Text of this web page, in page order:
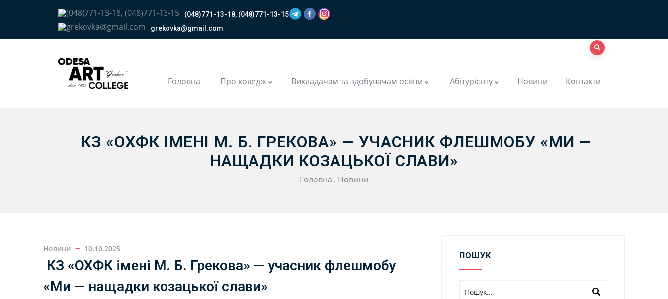
(048)771-13-18, (048)771-13-15
grekovka@gmail.сom
Головна Про коледж Викладачам та здобувачам освіти Абітурієнту Новини Контакти
КЗ «ОХФК ІМЕНІ М. Б. ГРЕКОВА» — УЧАСНИК ФЛЕШМОБУ «МИ —
НАЩАДКИ КОЗАЦЬКОЇ СЛАВИ»
Головна . Новини
Новини 10.10.2025
КЗ «ОХФК імені М. Б. Грекова» — учасник флешмобу
«Ми — нащадки козацької слави»
ПОШУК